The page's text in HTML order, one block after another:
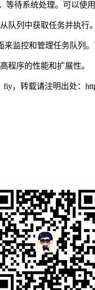
等待系统处理。可以使
队列中获取任务并执行
来监控和管理任务队列
程序的性能和扩展性。
，转载请注明出处：